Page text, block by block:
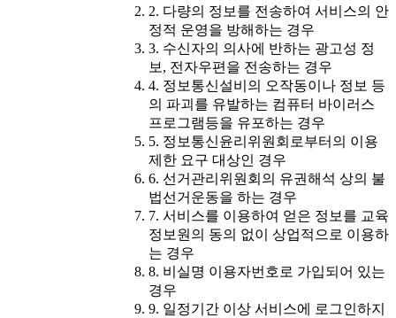
2. 다량의 정보를 전송하여 서비스의 안
정적 운영을 방해하는 경우
3. 수신자의 의사에 반하는 광고성 정
보, 전자우편을 전송하는 경우
4. 정보통신설비의 오작동이나 정보 등
의 파괴를 유발하는 컴퓨터 바이러스
프로그램등을 유포하는 경우
5. 정보통신윤리위원회로부터의 이용
제한 요구 대상인 경우
6. 선거관리위원회의 유권해석 상의 불
법선거운동을 하는 경우
7. 서비스를 이용하여 얻은 정보를 교육
정보원의 동의 없이 상업적으로 이용하
는 경우
8. 비실명 이용자번호로 가입되어 있는
경우
9. 일정기간 이상 서비스에 로그인하지